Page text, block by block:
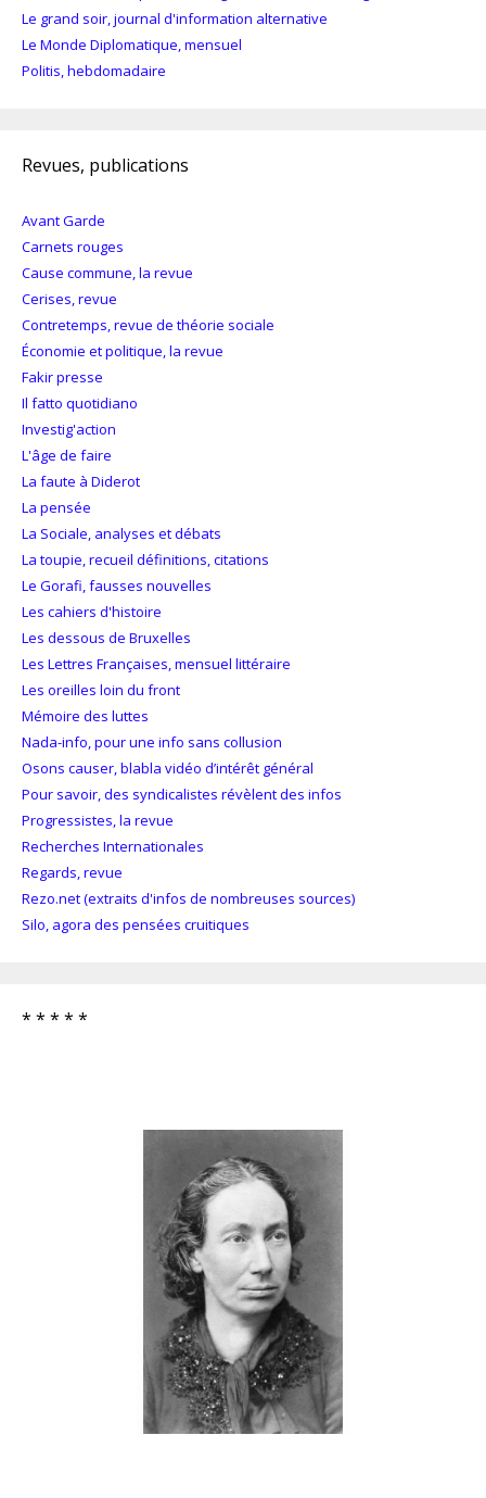
Le grand soir, journal d'information alternative
Le Monde Diplomatique, mensuel
Politis, hebdomadaire
Revues, publications
Avant Garde
Carnets rouges
Cause commune, la revue
Cerises, revue
Contretemps, revue de théorie sociale
Économie et politique, la revue
Fakir presse
Il fatto quotidiano
Investig'action
L'âge de faire
La faute à Diderot
La pensée
La Sociale, analyses et débats
La toupie, recueil définitions, citations
Le Gorafi, fausses nouvelles
Les cahiers d'histoire
Les dessous de Bruxelles
Les Lettres Françaises, mensuel littéraire
Les oreilles loin du front
Mémoire des luttes
Nada-info, pour une info sans collusion
Osons causer, blabla vidéo d’intérêt général
Pour savoir, des syndicalistes révèlent des infos
Progressistes, la revue
Recherches Internationales
Regards, revue
Rezo.net (extraits d'infos de nombreuses sources)
Silo, agora des pensées cruitiques
* * * * *